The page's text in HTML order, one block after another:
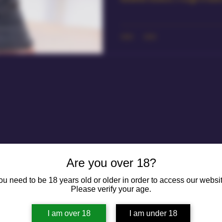
Are you over 18?
need to be 18 years old or older in order to access our
Please verify your age.
I am over 18 I am under 18